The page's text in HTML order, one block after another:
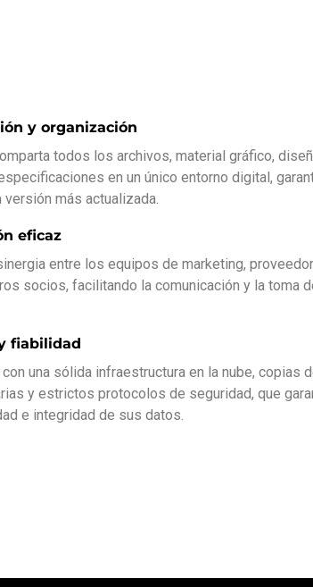
y organización
todos los archivos, material gráfico,
en un único entorno digital,
más actualizada.
eficaz
entre los equipos de marketing,
socios, facilitando la comunicación y la toma
fiabilidad
una sólida infraestructura en la nube, copias
y estrictos protocolos de seguridad, que
e integridad de sus datos.